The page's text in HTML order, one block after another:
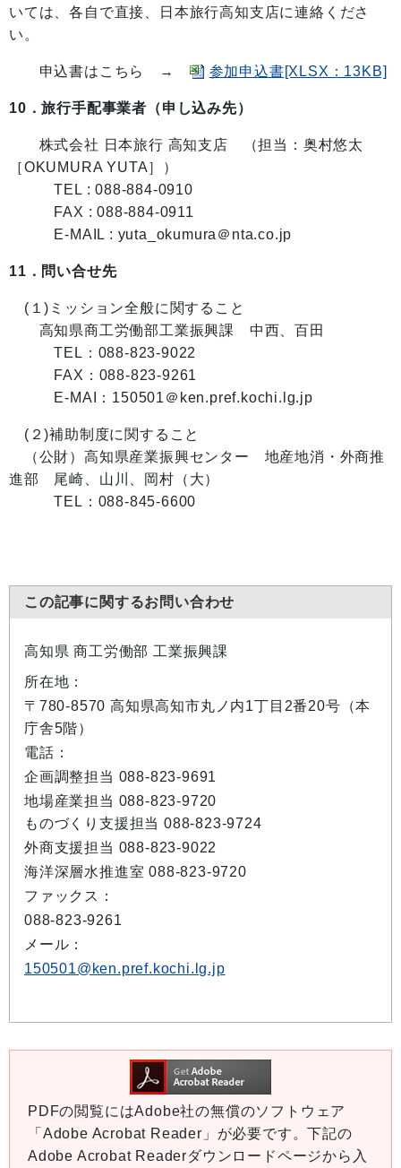
いては、各自で直接、日本旅行高知支店に連絡くださ
い。
申込書はこちら → 参加申込書[XLSX：13KB]
10．旅行手配事業者（申し込み先）
株式会社 日本旅行 高知支店 （担当：奥村悠太
［OKUMURA YUTA］）
TEL : 088-884-0910
FAX : 088-884-0911
E-MAIL : yuta_okumura＠nta.co.jp
11．問い合せ先
(１)ミッション全般に関すること
高知県商工労働部工業振興課 中西、百田
TEL：088-823-9022
FAX：088-823-9261
E-MAI
：150501＠ken.pref.kochi.lg.jp
(２)補助制度に関すること
（公財）高知県産業振興センター 地産地消・外商推
進部 尾崎、山川、岡村（大）
TEL：088-845-6600
この記事に関するお問い合わせ
高知県 商工労働部 工業振興課
所在地：
〒780-8570 高知県高知市丸ノ内1丁目2番20号（本
庁舎5階）
電話：
企画調整担当 088-823-9691
地場産業担当 088-823-9720
ものづくり支援担当 088-823-9724
外商支援担当 088-823-9022
海洋深層水推進室 088-823-9720
ファックス：
088-823-9261
メール：
150501@ken.pref.kochi.lg.jp
PDFの閲覧にはAdobe社の無償のソフトウェア
「Adobe Acrobat Reader」が必要です。下記の
Adobe Acrobat Readerダウンロードページから入